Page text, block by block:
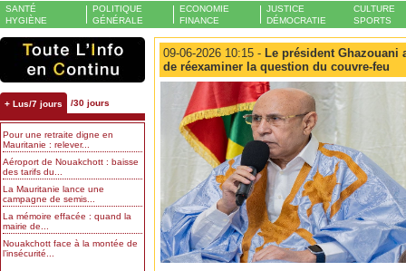
SANTÉ
HYGIÈNE
POLITIQUE
GÉNÉRALE
ECONOMIE
FINANCE
JUSTICE
DÉMOCRATIE
CULTURE
SPORTS
+ Lus/7 jours /30 jours
Pour une retraite digne en
Mauritanie : relever...
Aéroport de Nouakchott : baisse
des tarifs du...
La Mauritanie lance une
campagne de semis...
La mémoire effacée : quand la
mairie de...
Nouakchott face à la montée de
l’insécurité...
09-06-2026 10:15 - Le président
de réexaminer la question du couvre-feu